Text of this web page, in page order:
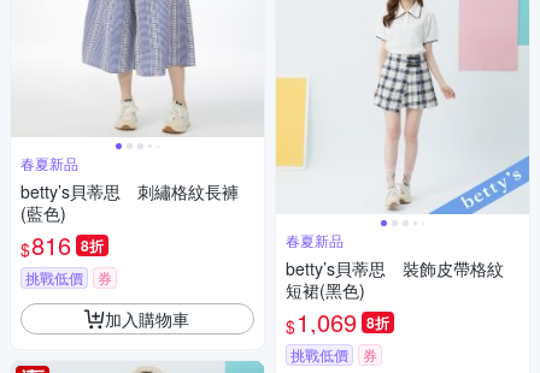
春夏新品
betty’s貝蒂思 刺繡格紋長褲
(藍色)
$816 8折
挑戰低價 券
加入購物車
春夏新品
betty’s貝蒂思 裝飾皮帶格紋
短裙(黑色)
$1,069 8折
挑戰低價 券